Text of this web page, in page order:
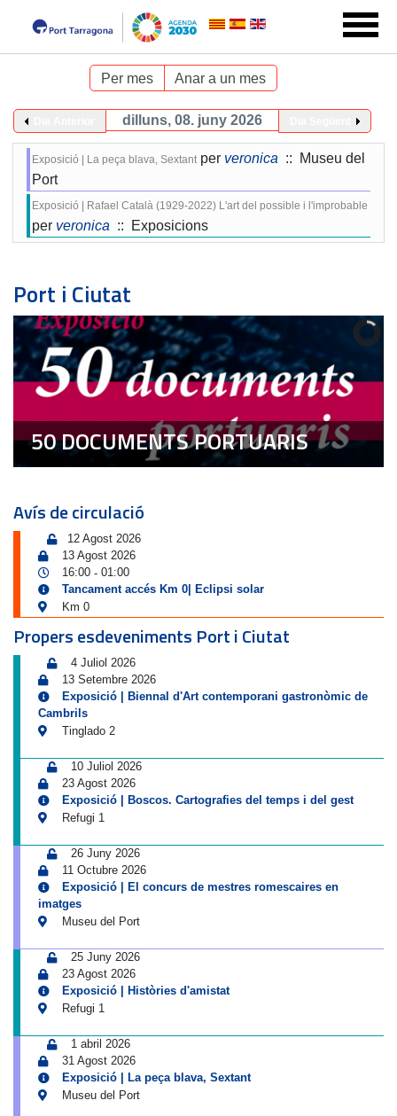
Per mes Anar a un mes
dilluns, 08. juny 2026
Exposició | La peça blava, Sextant per veronica :: Museu del
Port
Exposició | Rafael Català (1929-2022) L'art del possible i l'improbable
per veronica :: Exposicions
Port i Ciutat
50 DOCUMENTS PORTUARIS
Avís de circulació
12 Agost 2026
13 Agost 2026
16:00 - 01:00
Tancament accés Km 0| Eclipsi solar
Km 0
Propers esdeveniments Port i Ciutat
4 Juliol 2026
13 Setembre 2026
Exposició | Biennal d'Art contemporani gastronòmic de
Cambrils
Tinglado 2
10 Juliol 2026
23 Agost 2026
Exposició | Boscos. Cartografies del temps i del gest
Refugi 1
26 Juny 2026
11 Octubre 2026
Exposició | El concurs de mestres romescaires en
imatges
Museu del Port
25 Juny 2026
23 Agost 2026
Exposició | Històries d'amistat
Refugi 1
1 abril 2026
31 Agost 2026
Exposició | La peça blava, Sextant
Museu del Port